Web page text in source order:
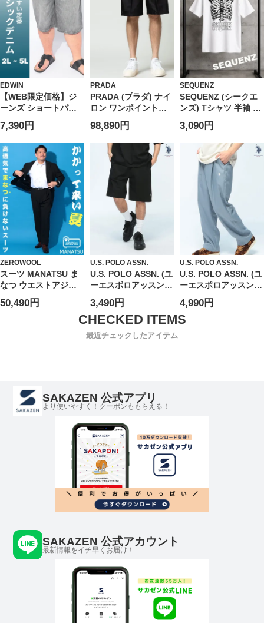
EDWIN
【WEB限定価格】ジ
ーンズ ショートパン
ツ メンズ 大きいサイ
ズ 綿100％ ジップフ
ライ ベーシック デニ
ムショーツ ボトムス
ハーフパンツ ショー
パン 短パン ジーパン
デニム シンプル 春 夏
7,390円
PRADA
PRADA (プラダ) ナイ
ロン ワンポイントロ
ゴ バミューダショー
ツ PRSPG321WQ8 ブ
ランド
98,890円
SEQUENZ
SEQUENZ (シークエ
ンズ) Tシャツ 半袖 バ
ックプリント リブ素
材 クルーネック カッ
トソー ユニセックス
3,090円
ZEROWOOL
スーツ MANATSU ま
なつ ウエストアジャ
スター シングル ツー
パンツ 2本パンツ 春
50,490円
U.S. POLO ASSN.
U.S. POLO ASSN. (ユ
ーエスポロアッスン)
ショートパンツ 接触
冷感 ワンポイント ハ
ーフパンツ ボトムス
半ズボン シンプル ベ
ーシック 春 夏
3,490円
U.S. POLO ASSN.
U.S. POLO ASSN. (ユ
ーエスポロアッスン)
イージーパンツ
PLM62500 ワンポイ
ント ロゴ刺繍 ルーズ
4,990円
最近チェックしたアイテム
SAKAZEN 公式アプリ
より使いやすく！クーポンももらえる！
SAKAZEN 公式アカウント
最新情報をイチ早くお届け！